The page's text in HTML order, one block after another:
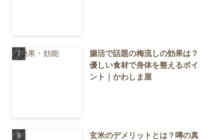
腸活で話題の梅流しの効果は？
優しい食材で身体を整えるポイ
ント｜かわしま屋
玄米のデメリットとは？噂の真